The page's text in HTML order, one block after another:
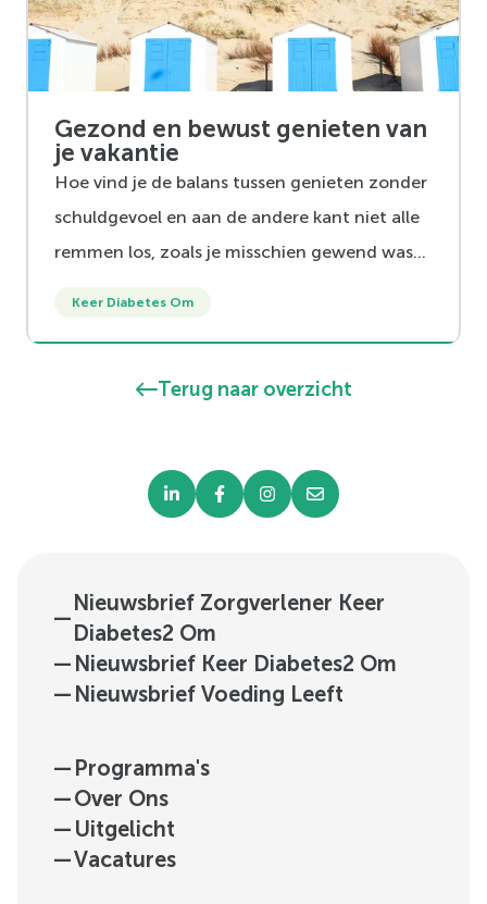
vertellen we je welke fruitsoorten geschikt
Gezond en bewust genieten van
je vakantie
Hoe vind je de balans tussen genieten zonder
schuldgevoel en aan de andere kant niet alle
remmen los, zoals je misschien gewend was?
Keer Diabetes Om
Terug naar overzicht
—
Nieuwsbrief Zorgverlener Keer
Diabetes2 Om
— Nieuwsbrief Keer Diabetes2 Om
— Nieuwsbrief Voeding Leeft
— Programma's
—Over Ons
— Uitgelicht
—Vacatures